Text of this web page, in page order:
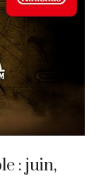
: juin,